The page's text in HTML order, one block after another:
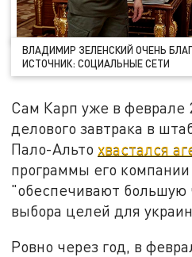
ВЛАДИМИР ЗЕЛЕНСКИЙ ОЧЕНЬ
ИСТОЧНИК: СОЦИАЛЬНЫЕ СЕТИ
Сам Карп уже в феврале
делового завтрака в
Пало-Альто хвастался
программы его
"обеспечивают большую
выбора целей для
Ровно через год, в